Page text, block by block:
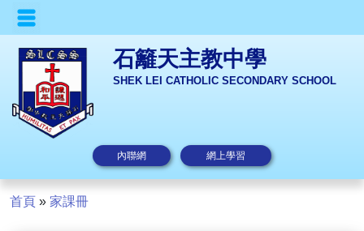
石籬天主教中學
SHEK LEI CATHOLIC SECONDARY SCHOOL
內聯網 網上學習
首頁 » 家課冊